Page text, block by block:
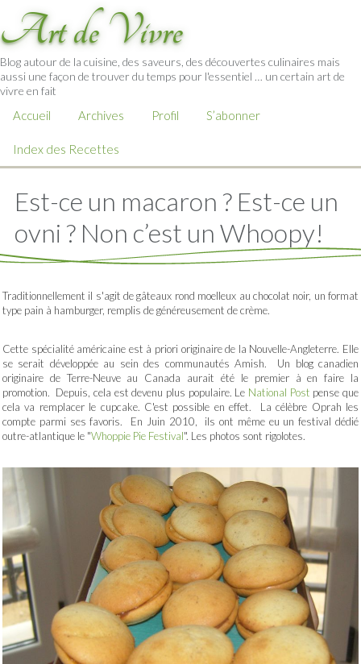
Art de Vivre
Blog autour de la cuisine, des saveurs, des découvertes culinaires mais
aussi une façon de trouver du temps pour l'essentiel … un certain art de
vivre en fait
Accueil Archives Profil S’abonner
Index des Recettes
Est-ce un macaron ? Est-ce un
ovni ? Non c’est un Whoopy!
Traditionnellement il s'agit de gâteaux rond moelleux au chocolat noir, un format
type pain à hamburger, remplis de généreusement de crème.
Cette spécialité américaine est à priori originaire de la Nouvelle-Angleterre. Elle
se serait développée au sein des communautés Amish. Un blog canadien
originaire de Terre-Neuve au Canada aurait été le premier à en faire la
promotion. Depuis, cela est devenu plus populaire. Le National Post pense que
cela va remplacer le cupcake. C'est possible en effet. La célèbre Oprah les
compte parmi ses favoris. En Juin 2010, ils ont même eu un festival dédié
outre-atlantique le "Whoppie Pie Festival". Les photos sont rigolotes.